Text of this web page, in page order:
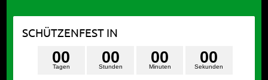
SCHÜTZENFEST IN
Tagen
00
Stunden
00
Minuten
00
Sekunden
00